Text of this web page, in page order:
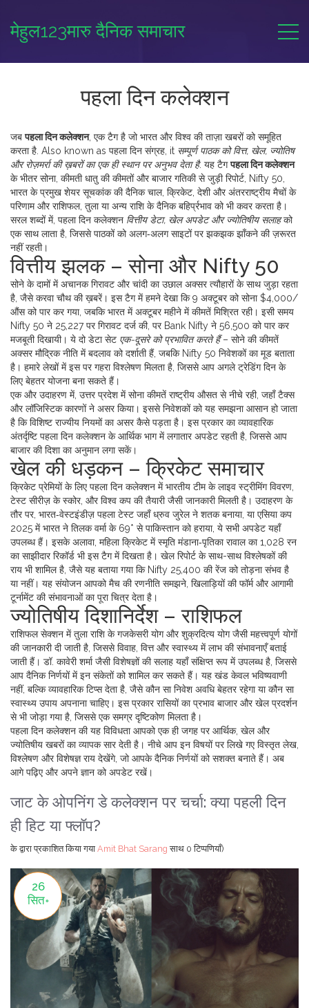
मेहुल123मारु दैनिक समाचार
पहला दिन कलेक्शन
जबपहला दिन कलेक्शन, एक टैग है जो भारत और विश्व की ताज़ा खबरों को समूहित
करता है . Also known as पहला दिन संग्रह , it सम्पूर्ण पाठक को वित्त, खेल, ज्योतिष
और रोज़मर्रा की ख़बरों का एक ही स्थान पर अनुभव देता है. यह टैगपहला दिन कलेक्शन
के भीतरसोना, कीमती धातु की कीमतों और बाजार गतिकीसे जुड़ी रिपोर्ट, Nifty 50
भारत के प्रमुख शेयर सूचकांक की दैनिक चाल, क्रिकेट देशी और अंतरराष्ट्रीय मैचों के
परिणामऔरराशिफल, तुला या अन्य राशि के दैनिक बहिर्प्रभाव को भी कवर करता है।
सरल शब्दों में, पहला दिन कलेक्शन वित्तीय डेटा, खेल अपडेट और ज्योतिषीय सलाहको
एक साथ लाता है, जिससे पाठकों को अलग‑अलग साइटों पर झकझक झाँकने की ज़रूरत
नहीं रहती।
वित्तीय झलक – सोना और Nifty 50
सोने के दामों में अचानक गिरावट और चांदी का उछाल अक्सर त्यौहारों के साथ जुड़ा रहता
है, जैसे करवा चौथ की ख़बरें। इस टैग में हमने देखा कि 9 अक्टूबर को सोना $4,000/
औंस को पार कर गया, जबकि भारत में अक्टूबर महीने में कीमतें मिश्रित रही। इसी समय
Nifty 50 ने 25,227 पर गिरावट दर्ज की, पर Bank Nifty ने 56,500 को पार कर
मजबूती दिखायी। ये दो डेटा सेट एक-दूसरे को प्रभावित करते हैं– सोने की कीमतें
अक्सर मौद्रिक नीति में बदलाव को दर्शाती हैं, जबकि Nifty 50 निवेशकों का मूड बताता
है। हमारे लेखों में इस पर गहरा विश्लेषण मिलता है, जिससे आप अगले ट्रेडिंग दिन के
लिए बेहतर योजना बना सकते हैं।
एक और उदाहरण में, उत्तर प्रदेश में सोना कीमतें राष्ट्रीय औसत से नीचे रही, जहाँ टैक्स
और लॉजिस्टिक कारणों ने असर किया। इससे निवेशकों को यह समझना आसान हो जाता
है कि विशिष्ट राज्यीय नियमों का असर कैसे पड़ता है। इस प्रकार का व्यावहारिक
अंतर्दृष्टि पहला दिन कलेक्शन के आर्थिक भाग में लगातार अपडेट रहती है, जिससे आप
बाजार की दिशा का अनुमान लगा सकें।
खेल की धड़कन – क्रिकेट समाचार
क्रिकेट प्रेमियों के लिए पहला दिन कलेक्शन में भारतीय टीम के लाइव स्ट्रीमिंग विवरण,
टेस्ट सीरीज़ के स्कोर, और विश्व कप की तैयारी जैसी जानकारी मिलती है। उदाहरण के
तौर पर, भारत‑वेस्टइंडीज़ पहला टेस्ट जहाँ ध्रुव जुरेल ने शतक बनाया, या एसिया कप
2025 में भारत ने तिलक वर्मा के 69* से पाकिस्तान को हराया, ये सभी अपडेट यहाँ
उपलब्ध हैं। इसके अलावा, महिला क्रिकेट में स्मृति मंडाना‑पृतिका रावाल का 1,028 रन
का साझीदार रिकॉर्ड भी इस टैग में दिखता है। खेल रिपोर्ट के साथ-साथ विश्लेषकों की
राय भी शामिल है, जैसे यह बताया गया कि Nifty 25,400 की रेंज को तोड़ना संभव है
या नहीं। यह संयोजन आपको मैच की रणनीति समझने, खिलाड़ियों की फॉर्म और आगामी
टूर्नामेंट की संभावनाओं का पूरा चित्र देता है।
ज्योतिषीय दिशानिर्देश – राशिफल
राशिफल सेक्शन में तुला राशि के गजकेसरी योग और शुक्रदित्य योग जैसी महत्त्वपूर्ण योगों
की जानकारी दी जाती है, जिससे विवाह, वित्त और स्वास्थ्य में लाभ की संभावनाएँ बताई
जाती हैं। डॉ. कावेरी शर्मा जैसी विशेषज्ञों की सलाह यहाँ संक्षिप्त रूप में उपलब्ध है, जिससे
आप दैनिक निर्णयों में इन संकेतों को शामिल कर सकते हैं। यह खंड केवल भविष्यवाणी
नहीं, बल्कि व्यावहारिक टिप्स देता है, जैसे कौन सा निवेश अवधि बेहतर रहेगा या कौन सा
स्वास्थ्य उपाय अपनाना चाहिए। इस प्रकार रासियों का प्रभाव बाजार और खेल प्रदर्शन
से भी जोड़ा गया है, जिससे एक समग्र दृष्टिकोण मिलता है।
पहला दिन कलेक्शन की यह विविधता आपको एक ही जगह पर आर्थिक, खेल और
ज्योतिषीय खबरों का व्यापक सार देती है। नीचे आप इन विषयों पर लिखे गए विस्तृत लेख,
विश्लेषण और विशेषज्ञ राय देखेंगे, जो आपके दैनिक निर्णयों को सशक्त बनाते हैं। अब
आगे पढ़िए और अपने ज्ञान को अपडेट रखें।
जाट के ओपनिंग डे कलेक्शन पर चर्चा: क्या पहली दिन
ही हिट या फ्लॉप?
के द्वारा प्रकाशित किया गया Amit Bhat Sarang साथ 0 टिप्पणियाँ)
26
सित॰